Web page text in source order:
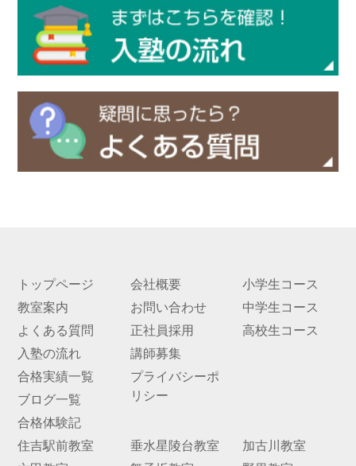
トップページ
教室案内
よくある質問
入塾の流れ
合格実績一覧
ブログ一覧
合格体験記
会社概要
お問い合わせ
正社員採用
講師募集
プライバシーポ
リシー
小学生コース
中学生コース
高校生コース
住吉駅前教室
垂水星陵台教室
加古川教室